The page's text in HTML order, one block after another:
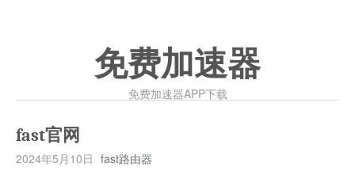
免费加速器
免费加速器APP下载
fast官网
2024年5月10日 fast路由器